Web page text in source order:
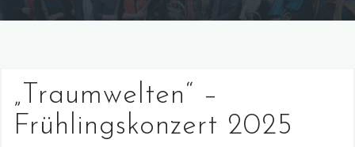
„Traumwelten“ –
Frühlingskonzert 2025